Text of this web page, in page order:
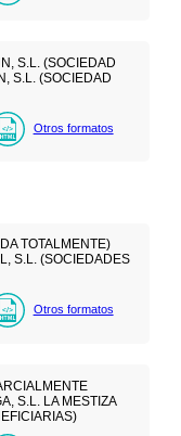
S.L. (SOCIEDAD
S.L. (SOCIEDAD
Otros formatos
TOTALMENTE)
S.L. (SOCIEDADES
Otros formatos
S.L. LA MESTIZA